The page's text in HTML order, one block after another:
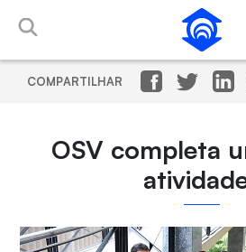
Pular para o Conteúdo principal
COMPARTILHAR
OSV completa